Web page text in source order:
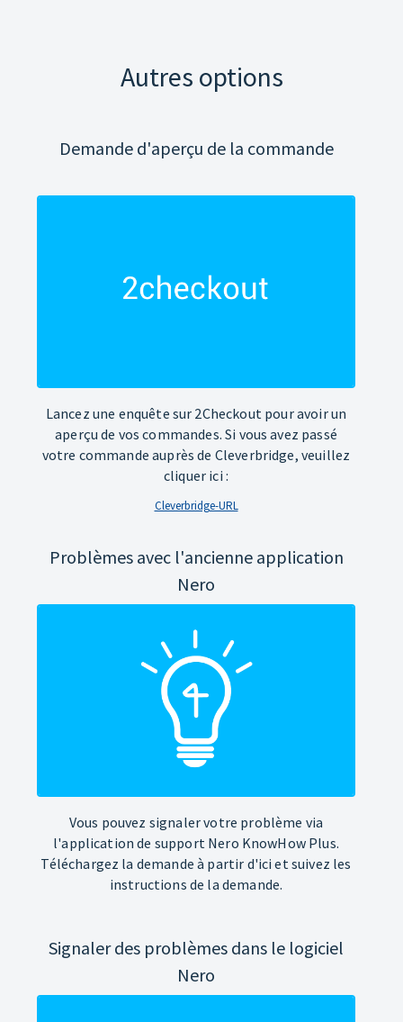
Autres options
Demande d'aperçu de la commande
Lancez une enquête sur 2Checkout pour avoir un
aperçu de vos commandes. Si vous avez passé
votre commande auprès de Cleverbridge, veuillez
cliquer ici :
Cleverbridge-URL
Problèmes avec l'ancienne application
Nero
Vous pouvez signaler votre problème via
l'application de support Nero KnowHow Plus.
Téléchargez la demande à partir d'ici et suivez les
instructions de la demande.
Signaler des problèmes dans le logiciel
Nero